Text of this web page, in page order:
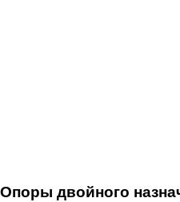
Опоры двойного